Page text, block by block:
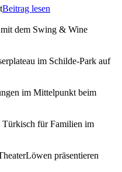
Beitrag lesen
dem Swing & Wine
im Schilde-Park auf
im Mittelpunkt beim
Türkisch für Familien im
präsentieren